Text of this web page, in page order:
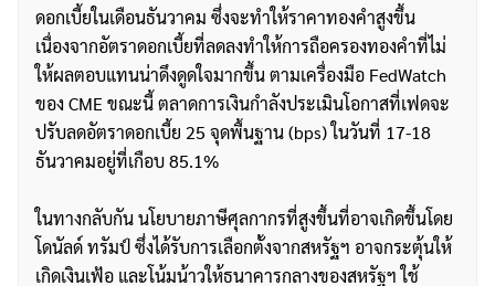
ดอกเบี้ยในเดือนธันวาคม ซึ่งจะทำให้ราคาทองคำสูงขึ้น
เนื่องจากอัตราดอกเบี้ยที่ลดลงทำให้การถือครองทองคำที่ไม่
ให้ผลตอบแทนน่าดึงดูดใจมากขึ้น ตามเครื่องมือ FedWatch
ของ CME ขณะนี้ ตลาดการเงินกำลังประเมินโอกาสที่เฟดจะ
ปรับลดอัตราดอกเบี้ย 25 จุดพื้นฐาน (bps) ในวันที่ 17-18
ธันวาคมอยู่ที่เกือบ 85.1%
ในทางกลับกัน นโยบายภาษีศุลกากรที่สูงขึ้นที่อาจเกิดขึ้นโดย
โดนัลด์ ทรัมป์ ซึ่งได้รับการเลือกตั้งจากสหรัฐฯ อาจกระตุ้นให้
เกิดเงินเฟ้อ และโน้มน้าวให้ธนาคารกลางของสหรัฐฯ ใช้